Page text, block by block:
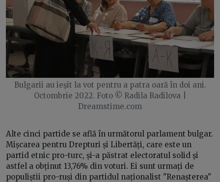
Bulgarii au ieșit la vot pentru a patra oară în doi ani.
Octombrie 2022. Foto © Radila Radilova |
Dreamstime.com
Alte cinci partide se află în următorul parlament bulgar.
Mișcarea pentru Drepturi și Libertăți, care este un
partid etnic pro-turc, și-a păstrat electoratul solid și
astfel a obținut 13,76% din voturi. Ei sunt urmați de
populiștii pro-ruși din partidul naționalist "Renașterea"